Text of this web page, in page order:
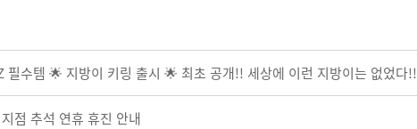
필수템 🌟 지방이 키링 출시 🌟 최초 공개!! 세상에 이런 지방이는 없었다!!
점 추석 연휴 휴진 안내